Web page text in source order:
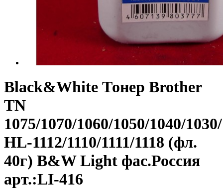
Black&White Тонер Brother
TN
1075/1070/1060/1050/1040/
HL-1112/1110/1111/1118 (фл.
40г) B&W Light фас.Россия
арт.:LI-416